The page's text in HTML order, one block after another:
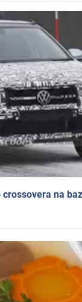
na